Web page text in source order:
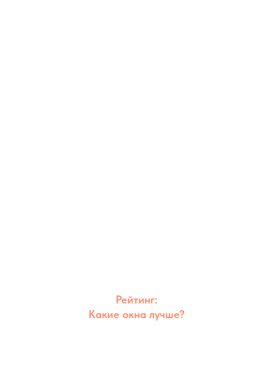
Рейтинг:
Какие окна лучше?